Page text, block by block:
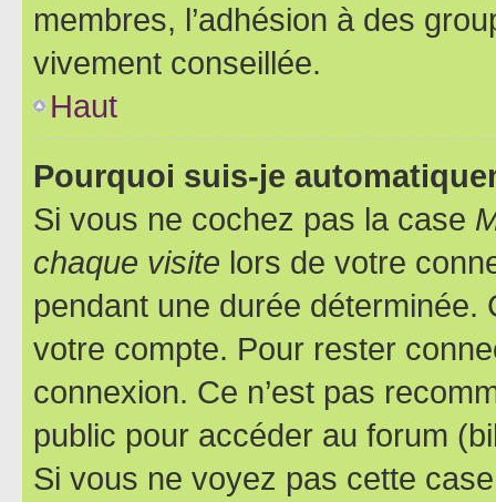
membres, l’adhésion à des
vivement conseillée.
Haut
Pourquoi suis-je
Si vous ne cochez pas la case
chaque visite lors de votre
pendant une durée déterminée.
votre compte. Pour rester
connexion. Ce n’est pas
public pour accéder au forum
Si vous ne voyez pas cette